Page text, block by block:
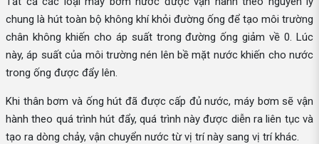
chung là hút toàn bộ không khí khỏi đường ống để tạo môi trường
chân không khiến cho áp suất trong đường ống giảm về 0. Lúc
này, áp suất của môi trường nén lên bề mặt nước khiến cho nước
trong ống được đẩy lên.
Khi thân bơm và ống hút đã được cấp đủ nước, máy bơm sẽ vận
hành theo quá trình hút đẩy, quá trình này được diễn ra liên tục và
tạo ra dòng chảy, vận chuyển nước từ vị trí này sang vị trí khác.